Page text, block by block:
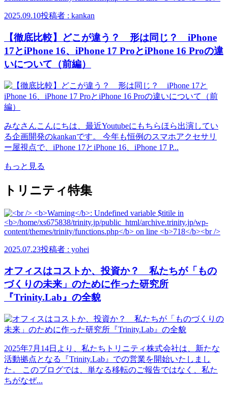
2025.09.10投稿者 : kankan
【徹底比較】どこが違う？ 形は同じ？ iPhone
17とiPhone 16、iPhone 17 ProとiPhone 16 Proの違
いについて（前編）
みなさんこんにちは、最近Youtubeにもちらほら出演してい
る企画開発のkankanです。 今年も恒例のスマホアクセサリ
ー屋視点で、iPhone 17とiPhone 16、iPhone 17 P...
もっと見る
トリニティ特集
2025.07.23投稿者 : yohei
オフィスはコストか、投資か？ 私たちが「もの
づくりの未来」のために作った研究所
『Trinity.Lab』の全貌
2025年7月14日より、私たちトリニティ株式会社は、新たな
活動拠点となる『Trinity.Lab』での営業を開始いたしまし
た。 このブログでは、単なる移転のご報告ではなく、私た
ちがなぜ...